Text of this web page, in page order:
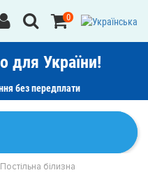
для України!
без передплати
0
Постільна білизна